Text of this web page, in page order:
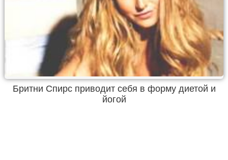
Бритни Спирс приводит себя в форму диетой и
йогой